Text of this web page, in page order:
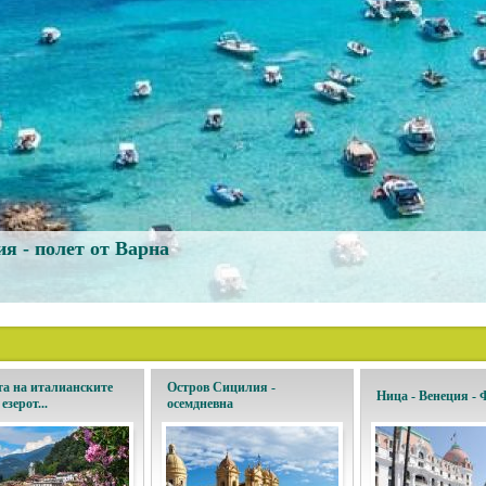
цъфтежа на вишните
на фадото, откривателите и т...
в ЛЕВИ - ЗИМНА ПРИКАЗКА / Дати: 30.12...
- полет от Варна
на италианските
Остров Сицилия -
осемдневна
Ница - Венеция -